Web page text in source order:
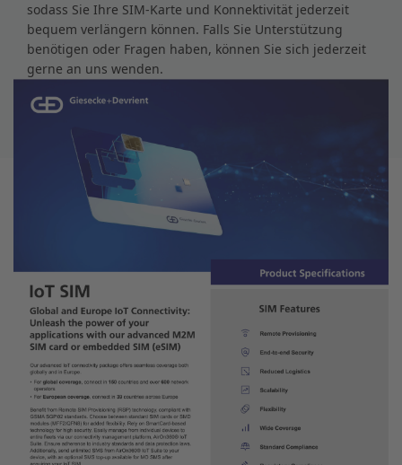
sodass Sie Ihre SIM-Karte und Konnektivität jederzeit
bequem verlängern können. Falls Sie Unterstützung
benötigen oder Fragen haben, können Sie sich jederzeit
gerne an uns wenden.